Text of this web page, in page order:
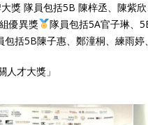
獎 隊員包括5B 陳梓丞、陳紫
優異獎
隊員包括5A官子琳、
括5B陳子惠、鄭潼桐、練雨婷
才大獎」